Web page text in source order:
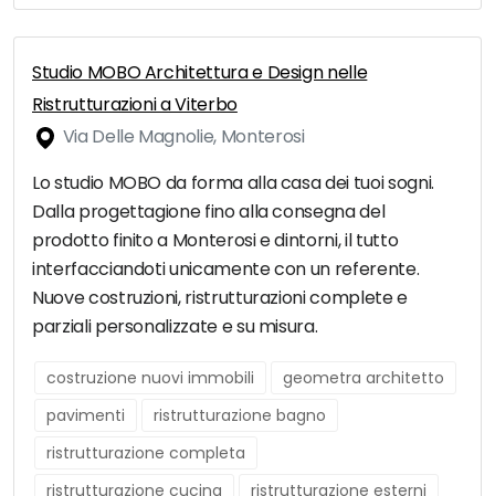
Studio MOBO Architettura e Design nelle
Ristrutturazioni a Viterbo
Via Delle Magnolie, Monterosi
Lo studio MOBO da forma alla casa dei tuoi sogni.
Dalla progettagione fino alla consegna del
prodotto finito a Monterosi e dintorni, il tutto
interfacciandoti unicamente con un referente.
Nuove costruzioni, ristrutturazioni complete e
parziali personalizzate e su misura.
costruzione nuovi immobili
geometra architetto
pavimenti
ristrutturazione bagno
ristrutturazione completa
ristrutturazione cucina
ristrutturazione esterni